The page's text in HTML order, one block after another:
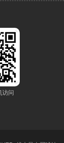
访问